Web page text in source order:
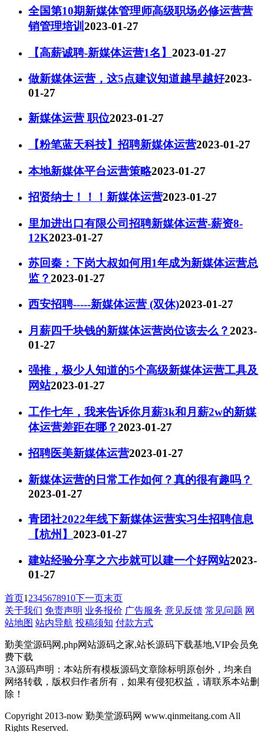
全国第10期新媒体管理师高级职场必修运营营
销管理培训 2023-01-27
【高薪诚聘-新媒体运营1名】 2023-01-27
做新媒体运营，这5点建议知道越早越好2023-
01-27
新媒体运营 职位2023-01-27
【粉笔蓝天科技】招聘新媒体运营2023-01-27
本地新媒体平台运营策略2023-01-27
招贤纳士！！！新媒体运营2023-01-27
里加进出口有限公司招聘新媒体运营-薪资8-
12K2023-01-27
苏回秦：下岗大叔如何用1年成为新媒体运营总
监？2023-01-27
西安招聘-----新媒体运营 (双休)2023-01-27
月薪四千块钱的新媒体运营岗位该去么？2023-
01-27
强推，极少人知道的5个高级新媒体运营工具及
网站2023-01-27
工作七年，我来告诉你月薪3k和月薪2w的新媒
体运营差距在哪？2023-01-27
招聘医美新媒体运营2023-01-27
新媒体运营的日常工作如何？真的很有趣吗？
2023-01-27
青团社2022年线下新媒体运营实习生招聘信息
【杭州】 2023-01-27
建站经验分享之六步就可以建一个好网站2023-
01-27
首页1 2345678910下一页末页
关于我们 免责声明 业务报价 广告服务 意见反馈 常见问题 网
站地图 站内导航 投稿须知 付款方式
勤美堂源码网,php网站源码之家,站长源码下载基地,VIP会员免
费下载
3A源码声明：本站所有模板源码文章除标明原创外，均来自
网络转载，版权归作者所有，如果有侵犯权益，请联系本站删
除！
Copyright 2013-now 勤美堂源码网 www.qinmeitang.com All
Rights Reserved.